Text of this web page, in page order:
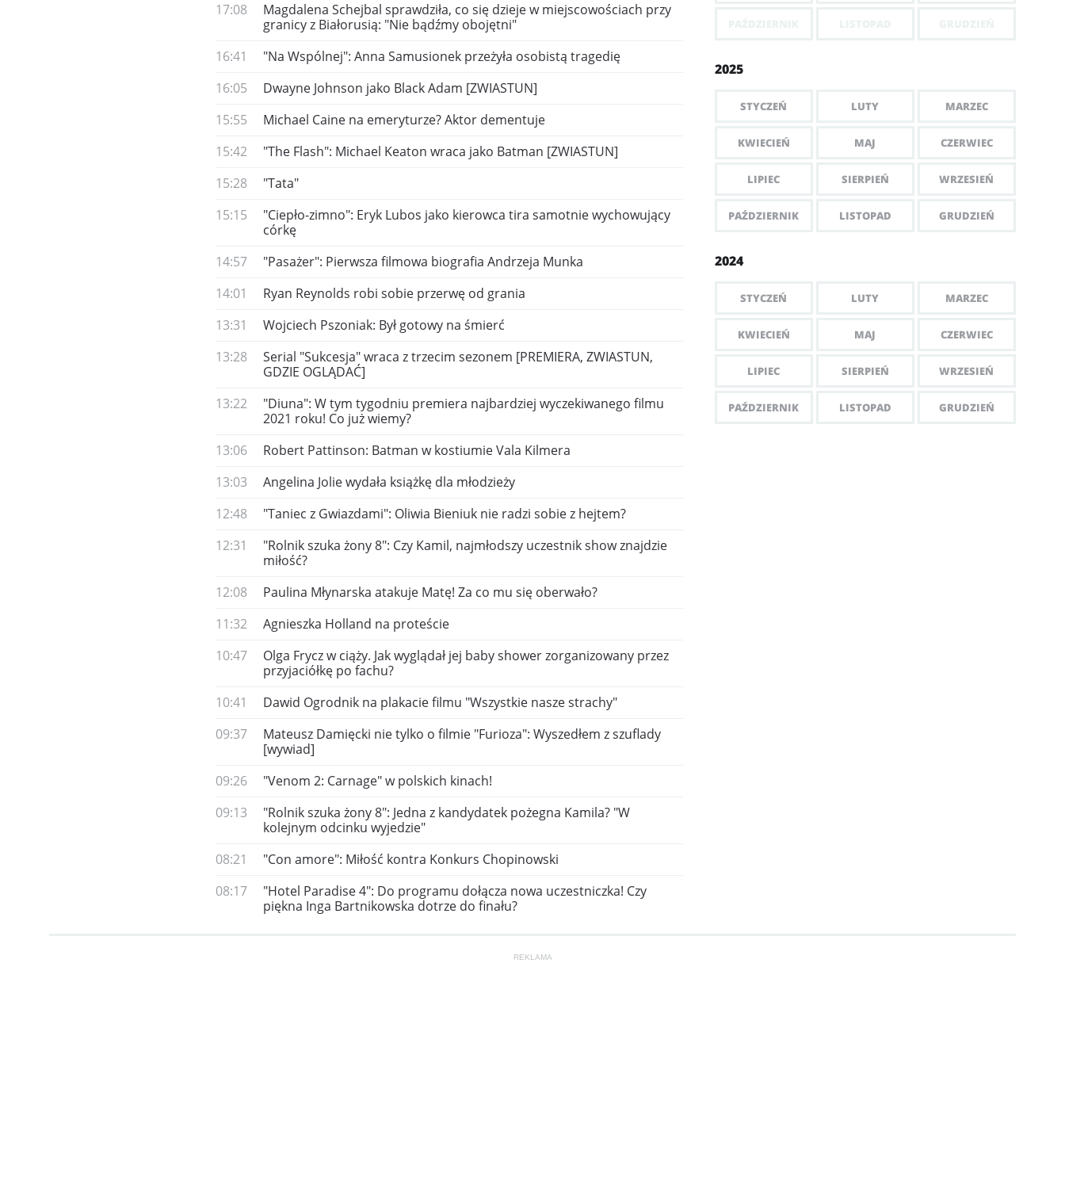
17:08
Magdalena Schejbal sprawdziła, co się dzieje w miejscowościach przy
granicy z Białorusią: "Nie bądźmy obojętni"
16:41
"Na Wspólnej": Anna Samusionek przeżyła osobistą tragedię
16:05
​Dwayne Johnson jako Black Adam [ZWIASTUN]
15:55
Michael Caine na emeryturze? Aktor dementuje
15:42
"The Flash": Michael Keaton wraca jako Batman [ZWIASTUN]
15:28
"Tata"
15:15
"Ciepło-zimno": Eryk Lubos jako kierowca tira samotnie wychowujący
córkę
14:57
"Pasażer": Pierwsza filmowa biografia Andrzeja Munka
14:01
​Ryan Reynolds robi sobie przerwę od grania
13:31
Wojciech Pszoniak: Był gotowy na śmierć
13:28
Serial "Sukcesja" wraca z trzecim sezonem [PREMIERA, ZWIASTUN,
GDZIE OGLĄDAĆ]
13:22
"Diuna": W tym tygodniu premiera najbardziej wyczekiwanego filmu
2021 roku! Co już wiemy?
13:06
Robert Pattinson: Batman w kostiumie Vala Kilmera
13:03
Angelina Jolie wydała książkę dla młodzieży
12:48
"Taniec z Gwiazdami": Oliwia Bieniuk nie radzi sobie z hejtem?
12:31
"Rolnik szuka żony 8": Czy Kamil, najmłodszy uczestnik show znajdzie
miłość?
12:08
Paulina Młynarska atakuje Matę! Za co mu się oberwało?
11:32
Agnieszka Holland na proteście
10:47
Olga Frycz w ciąży. Jak wyglądał jej baby shower zorganizowany przez
przyjaciółkę po fachu?
10:41
Dawid Ogrodnik na plakacie filmu "Wszystkie nasze strachy"
09:37
Mateusz Damięcki nie tylko o filmie "Furioza": Wyszedłem z szuflady
[wywiad]
09:26
"Venom 2: Carnage" w polskich kinach!
09:13
"Rolnik szuka żony 8": Jedna z kandydatek pożegna Kamila? "W
kolejnym odcinku wyjedzie"
08:21
"Con amore": Miłość kontra Konkurs Chopinowski
08:17
"Hotel Paradise 4": Do programu dołącza nowa uczestniczka! Czy
piękna Inga Bartnikowska dotrze do finału?
2025
STYCZEŃ LUTY MARZEC
KWIECIEŃ MAJ CZERWIEC
LIPIEC SIERPIEŃ WRZESIEŃ
PAŹDZIERNIK LISTOPAD GRUDZIEŃ
2024
STYCZEŃ LUTY MARZEC
KWIECIEŃ MAJ CZERWIEC
LIPIEC SIERPIEŃ WRZESIEŃ
PAŹDZIERNIK LISTOPAD GRUDZIEŃ
REKLAMA